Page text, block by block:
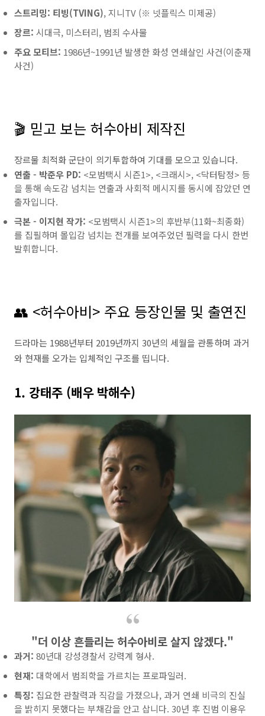
스트리밍: 티빙(TVING), 지니TV (※ 넷플릭스 미제공)
장르: 시대극, 미스터리, 범죄 수사물
주요 모티브: 1986년~1991년 발생한 화성 연쇄살인 사건(이춘재
사건)
🎬 믿고 보는 허수아비 제작진
장르물 최적화 군단이 의기투합하여 기대를 모으고 있습니다.
연출 - 박준우 PD: <모범택시 시즌1>, <크래시>, <닥터탐정> 등
을 통해 속도감 넘치는 연출과 사회적 메시지를 동시에 잡았던 연
출자입니다.
극본 - 이지현 작가: <모범택시 시즌1>의 후반부(11화~최종화)
를 집필하며 몰입감 넘치는 전개를 보여주었던 필력을 다시 한번
발휘합니다.
👥 <허수아비> 주요 등장인물 및 출연진
드라마는 1988년부터 2019년까지 30년의 세월을 관통하며 과거
와 현재를 오가는 입체적인 구조를 띱니다.
1. 강태주 (배우 박해수)
"더 이상 흔들리는 허수아비로 살지 않겠다."
과거: 80년대 강성경찰서 강력계 형사.
현재: 대학에서 범죄학을 가르치는 프로파일러.
특징: 집요한 관찰력과 직감을 가졌으나, 과거 연쇄 비극의 진실
을 밝히지 못했다는 부채감을 안고 삽니다. 30년 후 진범 이용우